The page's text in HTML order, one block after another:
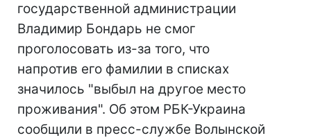
государственной администрации
Владимир Бондарь не смог
проголосовать из-за того, что
напротив его фамилии в списках
значилось "выбыл на другое место
проживания". Об этом РБК-Украина
сообщили в пресс-службе Волынской